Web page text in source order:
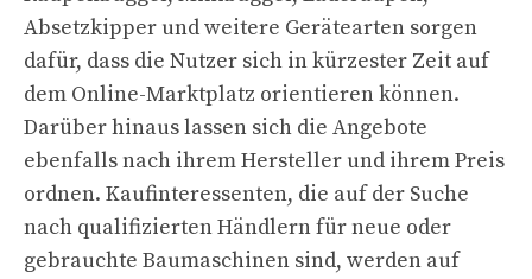
Absetzkipper und weitere Gerätearten sorgen
dafür, dass die Nutzer sich in kürzester Zeit auf
dem Online-Marktplatz orientieren können.
Darüber hinaus lassen sich die Angebote
ebenfalls nach ihrem Hersteller und ihrem Preis
ordnen. Kaufinteressenten, die auf der Suche
nach qualifizierten Händlern für neue oder
gebrauchte Baumaschinen sind, werden auf